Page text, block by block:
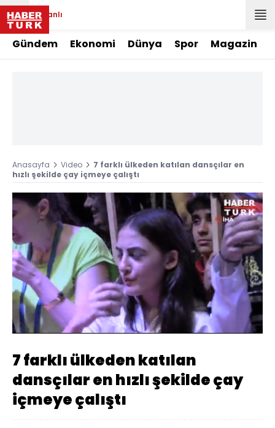
Canlı
Gündem Ekonomi Dünya Spor Magazin
Anasayfa Video
7 farklı ülkeden katılan dansçılar en
hızlı şekilde çay içmeye çalıştı
Sesi
Aç
Yüklendi:
12.81%
Oynatma
Hızı
7 farklı ülkeden katılan
dansçılar en hızlı şekilde çay
içmeye çalıştı